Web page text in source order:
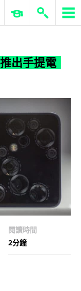
出手提電話
ERP 與商業 AI
出手提電
閱讀時間
2分鐘